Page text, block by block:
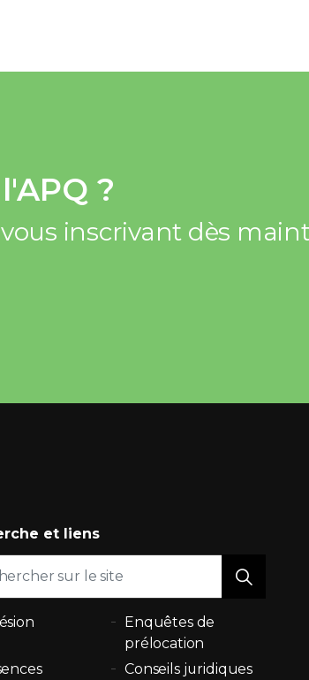
?
inscrivant dès
et liens
Enquêtes de
prélocation
Conseils juridiques